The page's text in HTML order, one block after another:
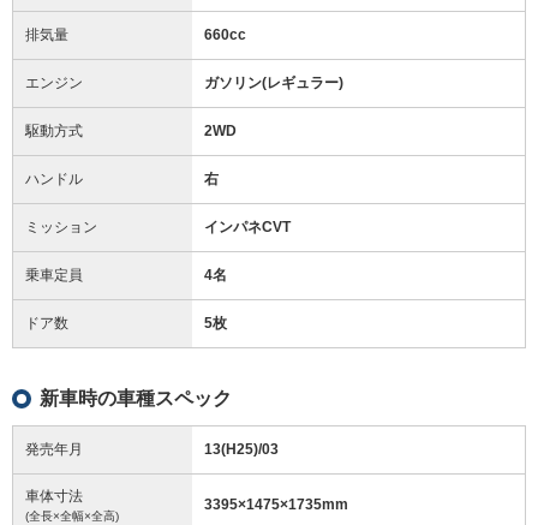
排気量 660cc
エンジン ガソリン(レギュラー)
駆動方式 2WD
ハンドル 右
ミッション インパネCVT
乗車定員 4名
ドア数 5枚
新車時の車種スペック
発売年月 13(H25)/03
車体寸法
(全長×全幅×全高)
3395×1475×1735mm